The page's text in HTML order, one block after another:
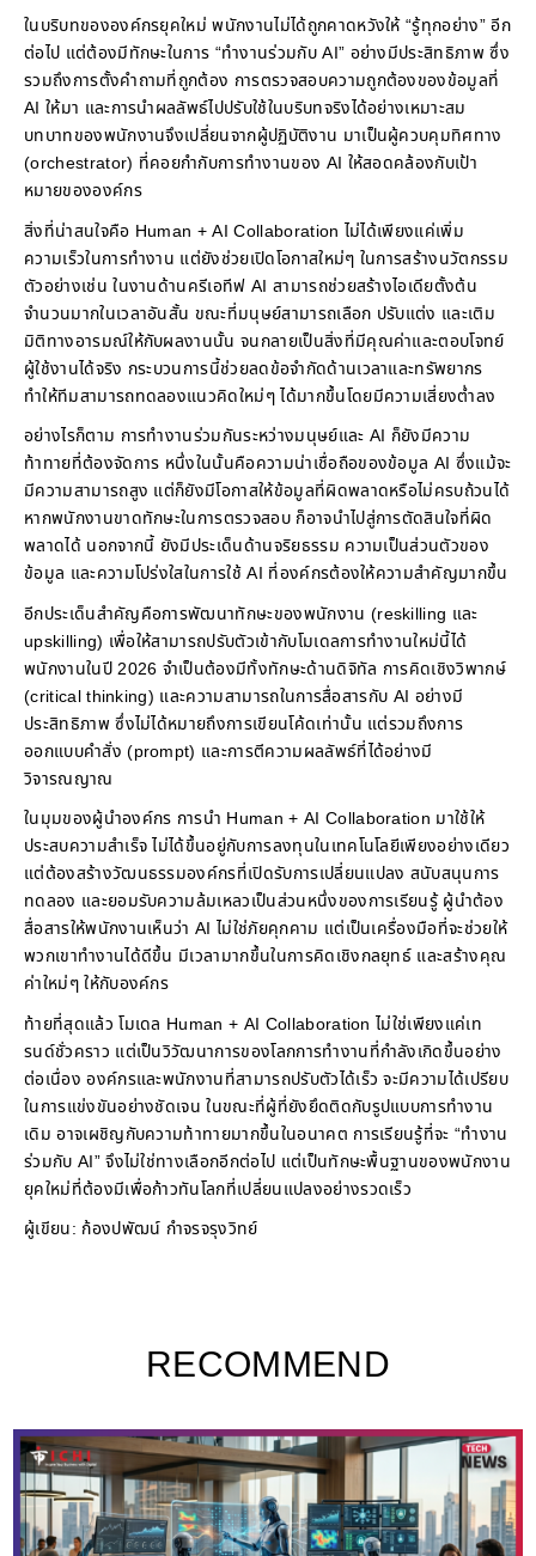
ในบริบทขององค์กรยุคใหม่ พนักงานไม่ได้ถูกคาดหวังให้ “รู้ทุกอย่าง” อีก
ต่อไป แต่ต้องมีทักษะในการ “ทำงานร่วมกับ AI” อย่างมีประสิทธิภาพ ซึ่ง
รวมถึงการตั้งคำถามที่ถูกต้อง การตรวจสอบความถูกต้องของข้อมูลที่
AI ให้มา และการนำผลลัพธ์ไปปรับใช้ในบริบทจริงได้อย่างเหมาะสม
บทบาทของพนักงานจึงเปลี่ยนจากผู้ปฏิบัติงาน มาเป็นผู้ควบคุมทิศทาง
(orchestrator) ที่คอยกำกับการทำงานของ AI ให้สอดคล้องกับเป้า
หมายขององค์กร
สิ่งที่น่าสนใจคือ Human + AI Collaboration ไม่ได้เพียงแค่เพิ่ม
ความเร็วในการทำงาน แต่ยังช่วยเปิดโอกาสใหม่ๆ ในการสร้างนวัตกรรม
ตัวอย่างเช่น ในงานด้านครีเอทีฟ AI สามารถช่วยสร้างไอเดียตั้งต้น
จำนวนมากในเวลาอันสั้น ขณะที่มนุษย์สามารถเลือก ปรับแต่ง และเติม
มิติทางอารมณ์ให้กับผลงานนั้น จนกลายเป็นสิ่งที่มีคุณค่าและตอบโจทย์
ผู้ใช้งานได้จริง กระบวนการนี้ช่วยลดข้อจำกัดด้านเวลาและทรัพยากร
ทำให้ทีมสามารถทดลองแนวคิดใหม่ๆ ได้มากขึ้นโดยมีความเสี่ยงต่ำลง
อย่างไรก็ตาม การทำงานร่วมกันระหว่างมนุษย์และ AI ก็ยังมีความ
ท้าทายที่ต้องจัดการ หนึ่งในนั้นคือความน่าเชื่อถือของข้อมูล AI ซึ่งแม้จะ
มีความสามารถสูง แต่ก็ยังมีโอกาสให้ข้อมูลที่ผิดพลาดหรือไม่ครบถ้วนได้
หากพนักงานขาดทักษะในการตรวจสอบ ก็อาจนำไปสู่การตัดสินใจที่ผิด
พลาดได้ นอกจากนี้ ยังมีประเด็นด้านจริยธรรม ความเป็นส่วนตัวของ
ข้อมูล และความโปร่งใสในการใช้ AI ที่องค์กรต้องให้ความสำคัญมากขึ้น
อีกประเด็นสำคัญคือการพัฒนาทักษะของพนักงาน (reskilling และ
upskilling) เพื่อให้สามารถปรับตัวเข้ากับโมเดลการทำงานใหม่นี้ได้
พนักงานในปี 2026 จำเป็นต้องมีทั้งทักษะด้านดิจิทัล การคิดเชิงวิพากษ์
(critical thinking) และความสามารถในการสื่อสารกับ AI อย่างมี
ประสิทธิภาพ ซึ่งไม่ได้หมายถึงการเขียนโค้ดเท่านั้น แต่รวมถึงการ
ออกแบบคำสั่ง (prompt) และการตีความผลลัพธ์ที่ได้อย่างมี
วิจารณญาณ
ในมุมของผู้นำองค์กร การนำ Human + AI Collaboration มาใช้ให้
ประสบความสำเร็จ ไม่ได้ขึ้นอยู่กับการลงทุนในเทคโนโลยีเพียงอย่างเดียว
แต่ต้องสร้างวัฒนธรรมองค์กรที่เปิดรับการเปลี่ยนแปลง สนับสนุนการ
ทดลอง และยอมรับความล้มเหลวเป็นส่วนหนึ่งของการเรียนรู้ ผู้นำต้อง
สื่อสารให้พนักงานเห็นว่า AI ไม่ใช่ภัยคุกคาม แต่เป็นเครื่องมือที่จะช่วยให้
พวกเขาทำงานได้ดีขึ้น มีเวลามากขึ้นในการคิดเชิงกลยุทธ์ และสร้างคุณ
ค่าใหม่ๆ ให้กับองค์กร
ท้ายที่สุดแล้ว โมเดล Human + AI Collaboration ไม่ใช่เพียงแค่เท
รนด์ชั่วคราว แต่เป็นวิวัฒนาการของโลกการทำงานที่กำลังเกิดขึ้นอย่าง
ต่อเนื่อง องค์กรและพนักงานที่สามารถปรับตัวได้เร็ว จะมีความได้เปรียบ
ในการแข่งขันอย่างชัดเจน ในขณะที่ผู้ที่ยังยึดติดกับรูปแบบการทำงาน
เดิม อาจเผชิญกับความท้าทายมากขึ้นในอนาคต การเรียนรู้ที่จะ “ทำงาน
ร่วมกับ AI” จึงไม่ใช่ทางเลือกอีกต่อไป แต่เป็นทักษะพื้นฐานของพนักงาน
ยุคใหม่ที่ต้องมีเพื่อก้าวทันโลกที่เปลี่ยนแปลงอย่างรวดเร็ว
ผู้เขียน: ก้องปพัฒน์ กำจรจรุงวิทย์
RECOMMEND